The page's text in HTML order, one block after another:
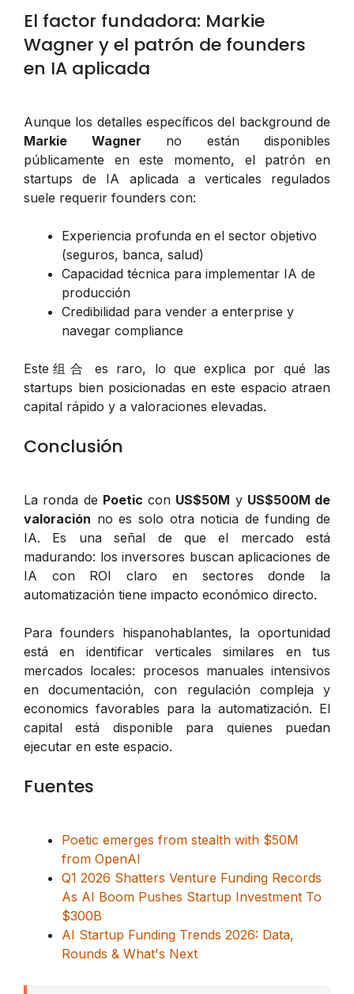
El factor fundadora: Markie
Wagner y el patrón de founders
en IA aplicada
Aunque los detalles específicos del background de
Markie Wagner no están disponibles
públicamente en este momento, el patrón en
startups de IA aplicada a verticales regulados
suele requerir founders con:
Experiencia profunda en el sector objetivo
(seguros, banca, salud)
Capacidad técnica para implementar IA de
producción
Credibilidad para vender a enterprise y
navegar compliance
Este组合 es raro, lo que explica por qué las
startups bien posicionadas en este espacio atraen
capital rápido y a valoraciones elevadas.
Conclusión
La ronda de Poetic con US$50M y US$500M de
valoración no es solo otra noticia de funding de
IA. Es una señal de que el mercado está
madurando: los inversores buscan aplicaciones de
IA con ROI claro en sectores donde la
automatización tiene impacto económico directo.
Para founders hispanohablantes, la oportunidad
está en identificar verticales similares en tus
mercados locales: procesos manuales intensivos
en documentación, con regulación compleja y
economics favorables para la automatización. El
capital está disponible para quienes puedan
ejecutar en este espacio.
Fuentes
Poetic emerges from stealth with $50M
from OpenAI
Q1 2026 Shatters Venture Funding Records
As AI Boom Pushes Startup Investment To
$300B
AI Startup Funding Trends 2026: Data,
Rounds & What's Next